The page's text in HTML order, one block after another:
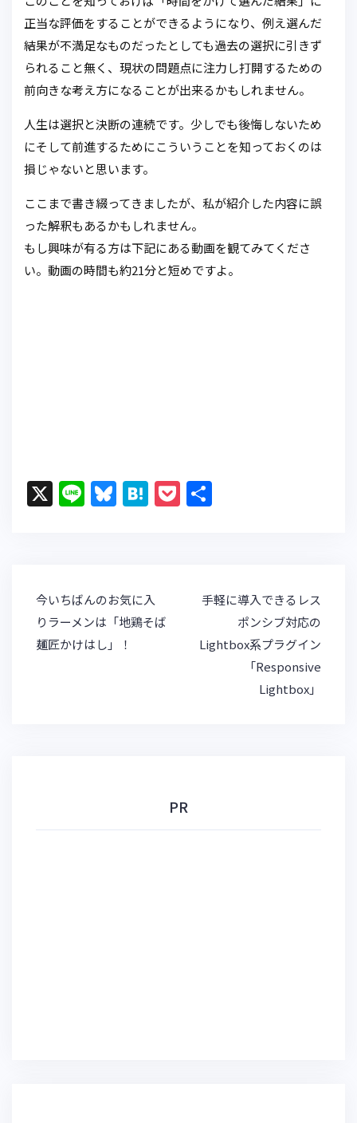
正当な評価をすることができるようになり、例え選んだ
結果が不満足なものだったとしても過去の選択に引きず
られること無く、現状の問題点に注力し打開するための
前向きな考え方になることが出来るかもしれません。
人生は選択と決断の連続です。少しでも後悔しないため
にそして前進するためにこういうことを知っておくのは
損じゃないと思います。
ここまで書き綴ってきましたが、私が紹介した内容に誤
った解釈もあるかもしれません。
もし興味が有る方は下記にある動画を観てみてくださ
い。動画の時間も約21分と短めですよ。
X Li Bl
k
y
H
a
P
et
投
稿
ナ
ビ
今いちばんのお気に入
りラーメンは「地鶏そば
麺匠かけはし」！
手軽に導入できるレス
ポンシブ対応の
Lightbox系プラグイン
「Responsive
Lightbox」
PR